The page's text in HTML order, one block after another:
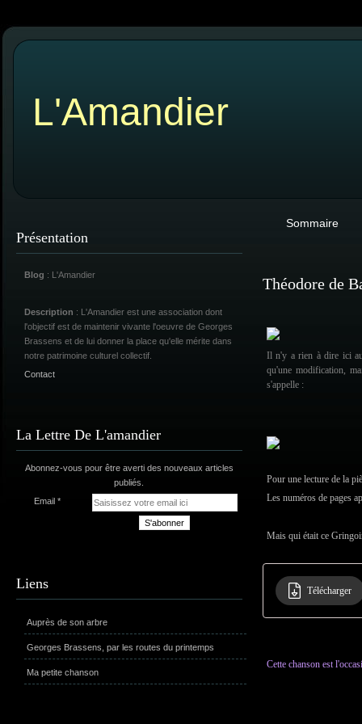
L'Amandier
Présentation
Blog : L'Amandier
Description : L'Amandier est une association dont
l'objectif est de maintenir vivante l'oeuvre de Georges
Brassens et de lui donner la place qu'elle mérite dans
notre patrimoine culturel collectif.
Contact
La Lettre De L'amandier
Abonnez-vous pour être averti des nouveaux articles
publiés.
Email
Liens
Auprès de son arbre
Georges Brassens, par les routes du printemps
Ma petite chanson
Sommaire
Théodore de
Il n'y a rien à dire ici
qu'une modification,
s'appelle :
Pour une lecture de la
Les numéros de pages
Mais qui était ce
Télécharger
Cette chanson est